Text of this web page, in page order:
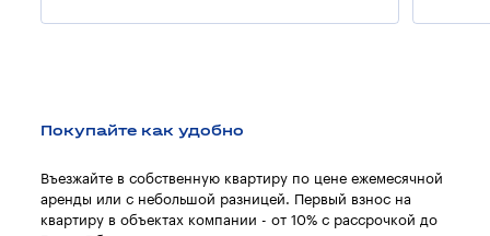
Покупайте как удобно
Въезжайте в собственную квартиру по цене ежемесячной
аренды или с небольшой разницей. Первый взнос на
квартиру в объектах компании - от 10% с рассрочкой до